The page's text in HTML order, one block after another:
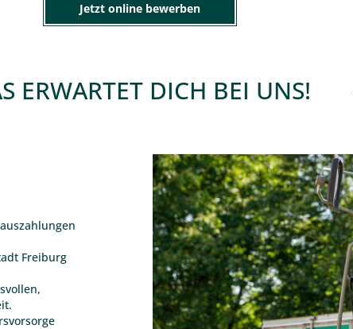
Jetzt online bewerben
ERWARTET DICH BEI UNS!
Freiburg